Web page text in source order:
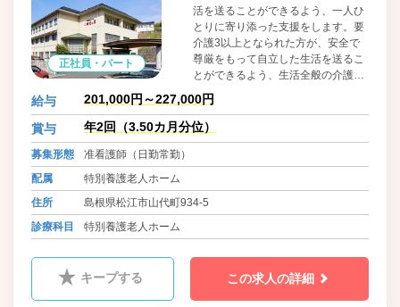
正社員・パート
活を送ることができるよう、一人ひ
とりに寄り添った支援をします。要
介護3以上となられた方が、安全で
尊厳をもって自立した生活を送るこ
とができるよう、生活全般の介護支
援をします。また、リハビリ体操や
書道、生け花など趣味の活動のほ
か、年間を通して行事活動を行って
給与 201,000円～227,000円
賞与 年2回（3.50カ月分位）
募集形態
准看護師（日勤常勤）
配属
特別養護老人ホーム
住所
島根県松江市山代町934-5
診療科目
特別養護老人ホーム
キープする この求人の詳細